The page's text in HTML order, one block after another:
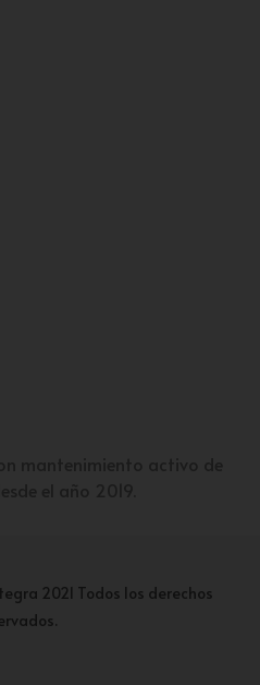
2021 Todos los derechos